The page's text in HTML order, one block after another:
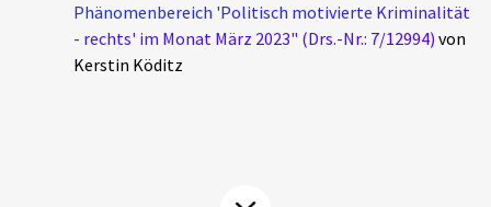
chronik.LE in der Presse
Phänomenbereich 'Politisch motivierte Kriminalität
- rechts' im Monat März 2023" (Drs.-Nr.: 7/12994) von
Kerstin Köditz